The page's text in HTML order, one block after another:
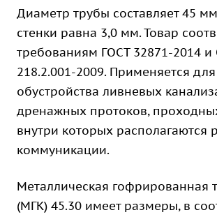
Диаметр трубы составляет 45
стенки равна 3,0 мм. Товар
требованиям ГОСТ 32871-2014
218.2.001-2009. Применяется для
обустройства ливневых
дренажных протоков,
внутри которых располагаются
коммуникации.
Металлическая гофрированная
(МГК) 45.30 имеет размеры, в